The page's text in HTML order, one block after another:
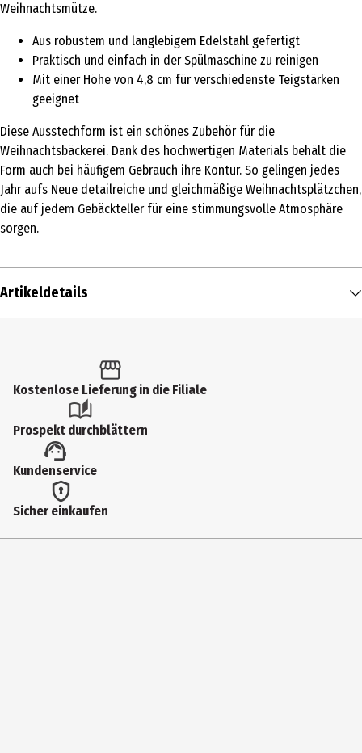
Weihnachtsmütze.
Aus robustem und langlebigem Edelstahl gefertigt
Praktisch und einfach in der Spülmaschine zu reinigen
Mit einer Höhe von 4,8 cm für verschiedenste Teigstärken
geeignet
Diese Ausstechform ist ein schönes Zubehör für die
Weihnachtsbäckerei. Dank des hochwertigen Materials behält die
Form auch bei häufigem Gebrauch ihre Kontur. So gelingen jedes
Jahr aufs Neue detailreiche und gleichmäßige Weihnachtsplätzchen,
die auf jedem Gebäckteller für eine stimmungsvolle Atmosphäre
sorgen.
Artikeldetails
Produkttyp
Ausstechformen
4.5 cm
Geeignet für
Kostenlose Lieferung in die Filiale
Prospekt durchblättern
Kundenservice
Sicher einkaufen